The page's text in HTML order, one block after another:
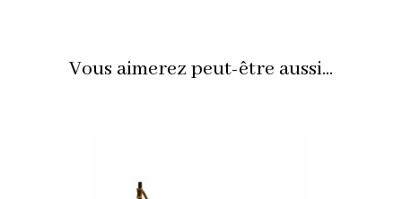
Vous aimerez peut-être aussi...